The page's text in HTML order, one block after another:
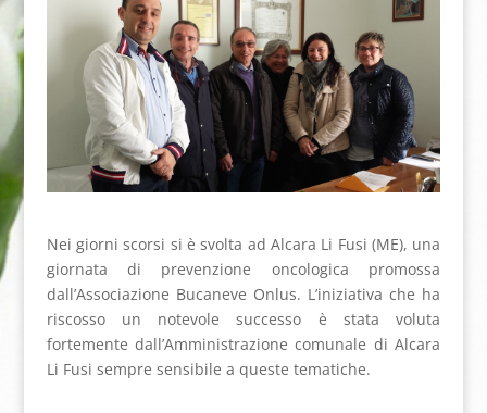
Nei giorni scorsi si è svolta ad Alcara Li Fusi (ME), una
giornata di prevenzione oncologica promossa
dall’Associazione Bucaneve Onlus. L’iniziativa che ha
riscosso un notevole successo è stata voluta
fortemente dall’Amministrazione comunale di Alcara
Li Fusi sempre sensibile a queste tematiche.